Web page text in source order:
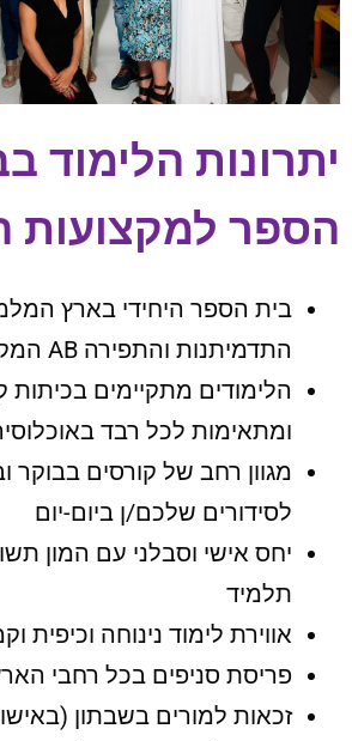
יתרונות הלימוד
הספר למקצועות
בית הספר היחידי בארץ
התדמיתנות והתפירה AB המקורית והאמיתית
הלימודים מתקיימים בכיתות
ומתאימות לכל רבד
מגוון רחב של קורסים
לסידורים שלכם/ן ביום-יום
יחס אישי וסבלני עם המון
תלמיד
אווירת לימוד נינוחה וכיפית
פריסת סניפים בכל רחבי
זכאות למורים בשבתון